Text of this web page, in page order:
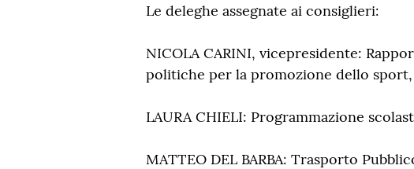
Le deleghe assegnate ai consiglieri:
NICOLA CARINI, vicepresidente:
politiche per la promozione dello
LAURA CHIELI: Programmazione
MATTEO DEL BARBA: Trasporto